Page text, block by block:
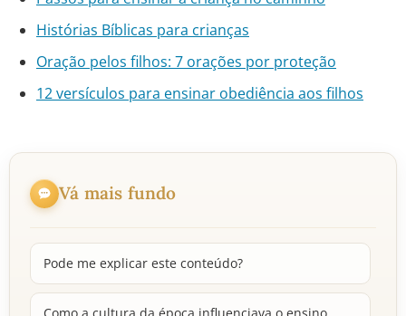
Histórias Bíblicas para crianças
Oração pelos filhos: 7 orações por proteção
12 versículos para ensinar obediência aos filhos
Vá mais fundo
Pode me explicar este conteúdo?
Como a cultura da época influenciava o ensino